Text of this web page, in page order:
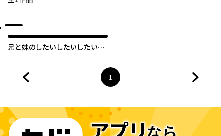
兄と妹のしたいしたいしたいコ
ページ
1
へ